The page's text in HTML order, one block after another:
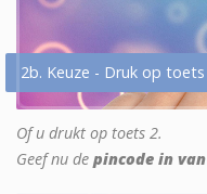
2b. Keuze - Druk op
Of u drukt op toets 2.
Geef nu de pincode in